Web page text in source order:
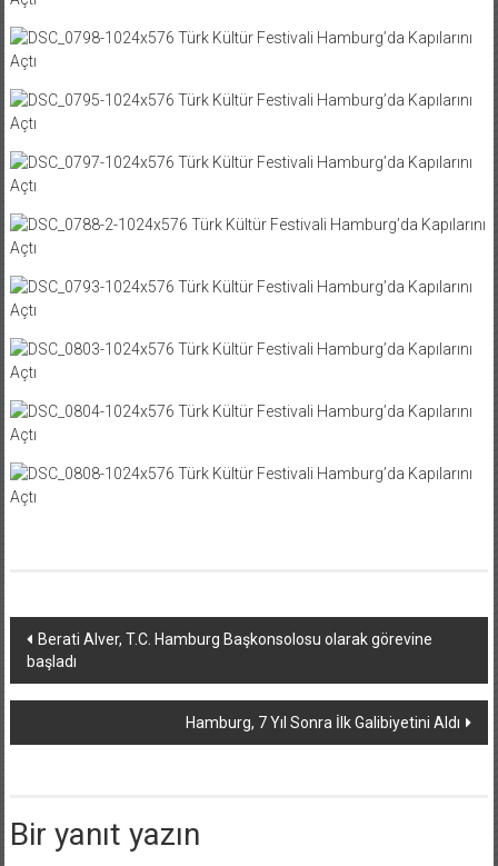
Yazı
dolaşımı
Berati Alver, T.C. Hamburg Başkonsolosu olarak görevine
başladı
Hamburg, 7 Yıl Sonra İlk Galibiyetini Aldı
Bir yanıt yazın